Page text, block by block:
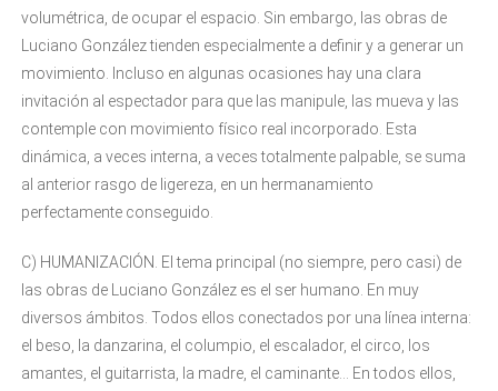
volumétrica, de ocupar el espacio. Sin embargo, las obras de
Luciano González tienden especialmente a definir y a generar un
movimiento. Incluso en algunas ocasiones hay una clara
invitación al espectador para que las manipule, las mueva y las
contemple con movimiento físico real incorporado. Esta
dinámica, a veces interna, a veces totalmente palpable, se suma
al anterior rasgo de ligereza, en un hermanamiento
perfectamente conseguido.
C) HUMANIZACIÓN. El tema principal (no siempre, pero casi) de
las obras de Luciano González es el ser humano. En muy
diversos ámbitos. Todos ellos conectados por una línea interna:
el beso, la danzarina, el columpio, el escalador, el circo, los
amantes, el guitarrista, la madre, el caminante… En todos ellos,